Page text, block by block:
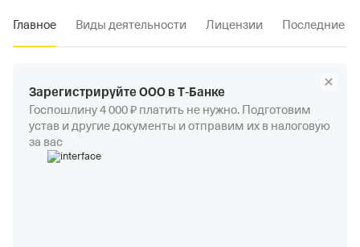
Главное Виды деятельности Лицензии Последние
Зарегистрируйте ООО в Т‑Банке
Госпошлину 4 000 ₽ платить не нужно. Подготовим
устав и другие документы и отправим их в налоговую
за вас